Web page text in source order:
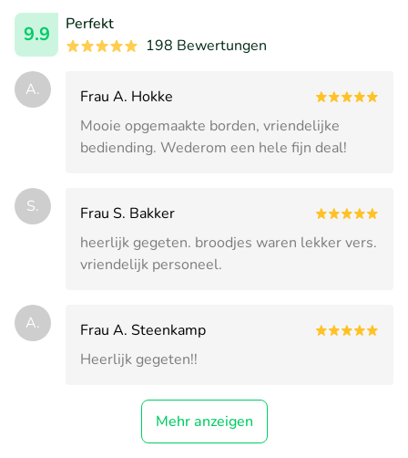
9.9
Perfekt
198 Bewertungen
A.
Frau A. Hokke
Mooie opgemaakte borden, vriendelijke
bediending. Wederom een hele fijn deal!
S.
Frau S. Bakker
heerlijk gegeten. broodjes waren lekker vers.
vriendelijk personeel.
A.
Frau A. Steenkamp
Heerlijk gegeten!!
Mehr anzeigen